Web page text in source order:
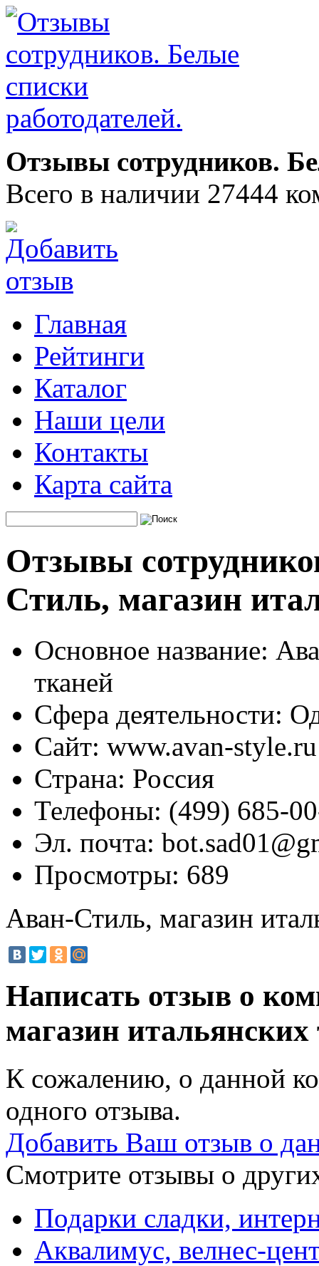
Отзывы сотрудников.
Всего в наличии 27444
Главная
Рейтинги
Каталог
Наши цели
Контакты
Карта сайта
Отзывы
Стиль, магазин
Основное название:
тканей
Сфера деятельности:
Сайт: www.avan-style.ru
Страна: Россия
Телефоны: (499) 685-
Эл. почта:
Просмотры: 689
Аван-Стиль, магазин
Написать отзыв о
магазин
К сожалению, о данной
одного отзыва.
Добавить Ваш отзыв о
Смотрите отзывы о
Подарки сладки,
Аквалимус, велнес-